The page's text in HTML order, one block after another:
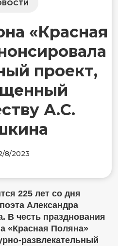
«Красная
проект,
А.С.
8/2023
225 лет со дня
Александра
В честь празднования
«Красная Поляна»
развлекательный